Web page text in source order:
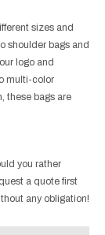
sizes and
shoulder bags and
logo and
multi-color
these bags are
you rather
a quote first
any obligation!